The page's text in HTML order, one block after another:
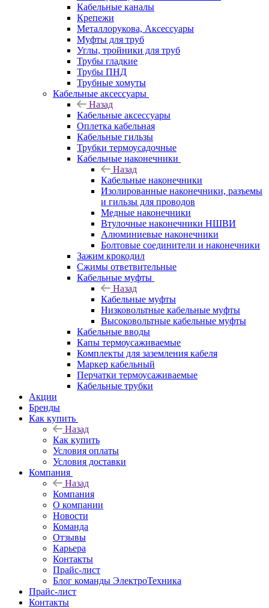
Кабельные каналы
Крепежи
Металлорукова, Аксессуары
Муфты для труб
Углы, тройники для труб
Трубы гладкие
Трубы ПНД
Трубные хомуты
Кабельные аксессуары
Назад
Кабельные аксессуары
Оплетка кабельная
Кабельные гильзы
Трубки термоусадочные
Кабельные наконечники
Назад
Кабельные наконечники
Изолированные наконечники, разъемы
и гильзы для проводов
Медные наконечники
Втулочные наконечники НШВИ
Алюминиевые наконечники
Болтовые соединители и наконечники
Зажим крокодил
Сжимы ответвительные
Кабельные муфты
Назад
Кабельные муфты
Низковольтные кабельные муфты
Высоковольтные кабельные муфты
Кабельные вводы
Капы термоусаживаемые
Комплекты для заземления кабеля
Маркер кабельный
Перчатки термоусаживаемые
Кабельные трубки
Акции
Бренды
Как купить
Назад
Как купить
Условия оплаты
Условия доставки
Компания
Назад
Компания
О компании
Новости
Команда
Отзывы
Карьера
Контакты
Прайс-лист
Блог команды ЭлектроТехника
Прайс-лист
Контакты